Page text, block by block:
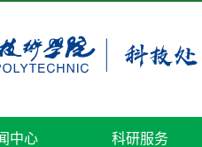
中心 科研服务